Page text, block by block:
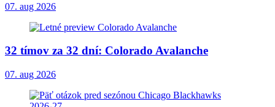
07. aug 2026
32 tímov za 32 dní: Colorado Avalanche
07. aug 2026